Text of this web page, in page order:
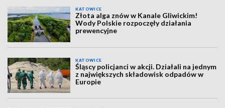
KATOWICE
Złota alga znów w Kanale Gliwickim!
Wody Polskie rozpoczęły działania
prewencyjne
KATOWICE
Śląscy policjanci w akcji. Działali na jednym
z największych składowisk odpadów w
Europie